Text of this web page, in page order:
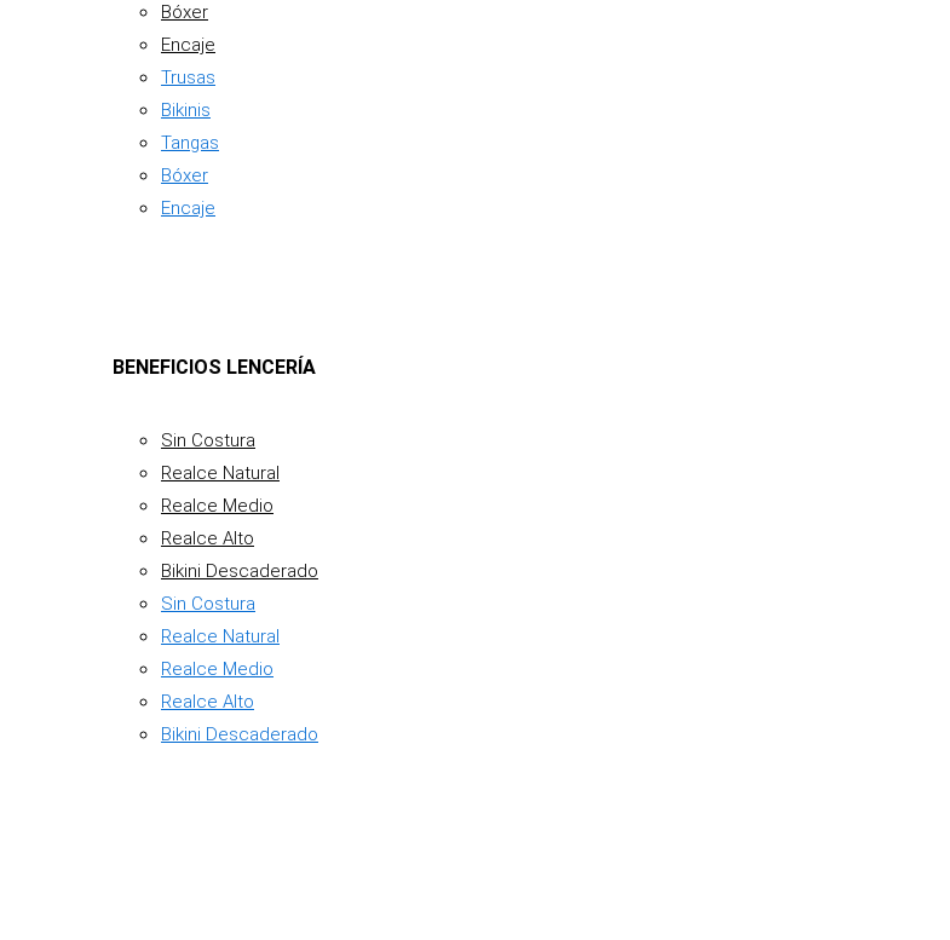
Bóxer
Encaje
Trusas
Bikinis
Tangas
Bóxer
Encaje
BENEFICIOS LENCERÍA
Sin Costura
Realce Natural
Realce Medio
Realce Alto
Bikini Descaderado
Sin Costura
Realce Natural
Realce Medio
Realce Alto
Bikini Descaderado